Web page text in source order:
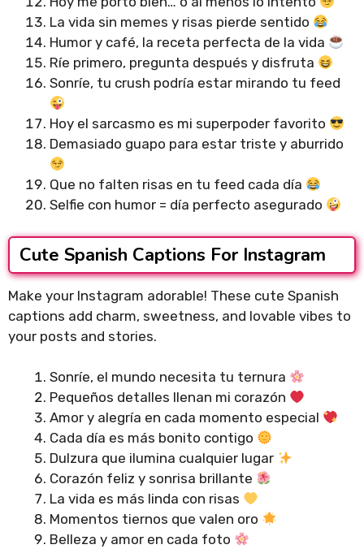
La vida sin memes y risas pierde sentido
Humor y café, la receta perfecta de la vida
Ríe primero, pregunta después y disfruta
Sonríe, tu crush podría estar mirando tu feed
Hoy el sarcasmo es mi superpoder favorito
Demasiado guapo para estar triste y aburrido
Que no falten risas en tu feed cada día
Selfie con humor = día perfecto asegurado
Cute Spanish Captions For Instagram
Make your Instagram adorable! These cute Spanish
captions add charm, sweetness, and lovable vibes to
your posts and stories.
Sonríe, el mundo necesita tu ternura
Pequeños detalles llenan mi corazón
Amor y alegría en cada momento especial
Cada día es más bonito contigo
Dulzura que ilumina cualquier lugar
Corazón feliz y sonrisa brillante
La vida es más linda con risas
Momentos tiernos que valen oro
Belleza y amor en cada foto